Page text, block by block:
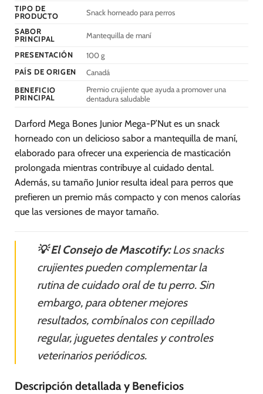
de
producto
TIPO DE
PRODUCTO
Snack horneado para perros
SABOR
PRINCIPAL
Mantequilla de maní
PRESENTACIÓN
100 g
PAÍS DE ORIGEN
Canadá
BENEFICIO
PRINCIPAL
Premio crujiente que ayuda a promover una
dentadura saludable
Darford Mega Bones Junior Mega-P’Nut es un snack
horneado con un delicioso sabor a mantequilla de maní,
elaborado para ofrecer una experiencia de masticación
prolongada mientras contribuye al cuidado dental.
Además, su tamaño Junior resulta ideal para perros que
prefieren un premio más compacto y con menos calorías
que las versiones de mayor tamaño.
💡 El Consejo de Mascotify:Los snacks
crujientes pueden complementar la
rutina de cuidado oral de tu perro. Sin
embargo, para obtener mejores
resultados, combínalos con cepillado
regular, juguetes dentales y controles
veterinarios periódicos.
Descripción detallada y Beneficios